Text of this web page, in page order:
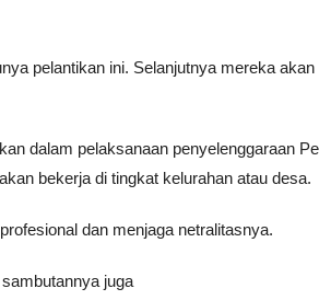
pelantikan ini. Selanjutnya mereka akan
dalam pelaksanaan penyelenggaraan
bekerja di tingkat kelurahan atau desa.
dan menjaga netralitasnya.
juga